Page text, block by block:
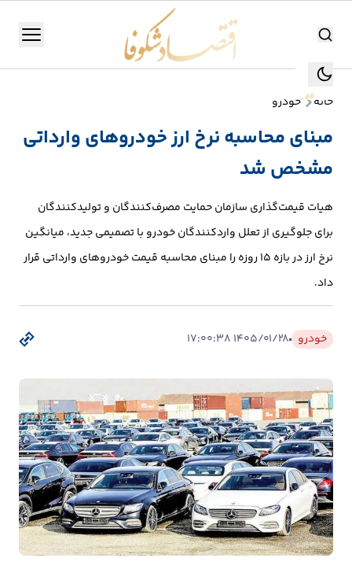
جستجو جستجو
منو
تولید
صنعت
انرژی
و
اقتصاد
جهان
بازار
و
تجارت
کشاورزی
خانه خودرو
مبنای محاسبه نرخ ارز خودروهای وارداتی
مشخص شد
هیات قیمت‌گذاری سازمان حمایت مصرف‌کنندگان و تولیدکنندگان
برای جلوگیری از تعلل واردکنندگان خودرو با تصمیمی جدید، میانگین
نرخ ارز در بازه ۱۵ روزه را مبنای محاسبه قیمت خودروهای وارداتی قرار
داد.
خودرو ۱۴۰۵/۰۱/۲۸ ۱۷:۰۰:۳۸